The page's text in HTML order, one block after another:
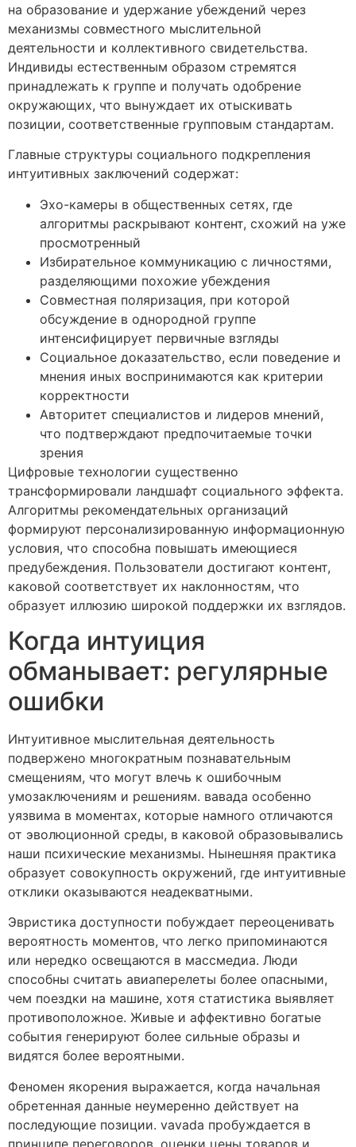
на образование и удержание убеждений через
механизмы совместного мыслительной
деятельности и коллективного свидетельства.
Индивиды естественным образом стремятся
принадлежать к группе и получать одобрение
окружающих, что вынуждает их отыскивать
позиции, соответственные групповым стандартам.
Главные структуры социального подкрепления
интуитивных заключений содержат:
Эхо-камеры в общественных сетях, где
алгоритмы раскрывают контент, схожий на уже
просмотренный
Избирательное коммуникацию с личностями,
разделяющими похожие убеждения
Совместная поляризация, при которой
обсуждение в однородной группе
интенсифицирует первичные взгляды
Социальное доказательство, если поведение и
мнения иных воспринимаются как критерии
корректности
Авторитет специалистов и лидеров мнений,
что подтверждают предпочитаемые точки
зрения
Цифровые технологии существенно
трансформировали ландшафт социального эффекта.
Алгоритмы рекомендательных организаций
формируют персонализированную информационную
условия, что способна повышать имеющиеся
предубеждения. Пользователи достигают контент,
каковой соответствует их наклонностям, что
образует иллюзию широкой поддержки их взглядов.
Когда интуиция
обманывает: регулярные
ошибки
Интуитивное мыслительная деятельность
подвержено многократным познавательным
смещениям, что могут влечь к ошибочным
умозаключениям и решениям. вавада особенно
уязвима в моментах, которые намного отличаются
от эволюционной среды, в каковой образовывались
наши психические механизмы. Нынешняя практика
образует совокупность окружений, где интуитивные
отклики оказываются неадекватными.
Эвристика доступности побуждает переоценивать
вероятность моментов, что легко припоминаются
или нередко освещаются в массмедиа. Люди
способны считать авиаперелеты более опасными,
чем поездки на машине, хотя статистика выявляет
противоположное. Живые и аффективно богатые
события генерируют более сильные образы и
видятся более вероятными.
Феномен якорения выражается, когда начальная
обретенная данные неумеренно действует на
последующие позиции. vavada пробуждается в
принципе переговоров, оценки цены товаров и